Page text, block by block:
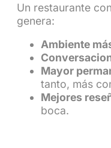
Un restaurante
genera:
Ambiente
Mayor
tanto, más
Mejores
boca.